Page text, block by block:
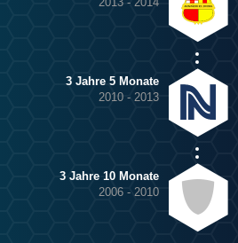
3 Jahre 5 Monate
2010 - 2013
3 Jahre 10 Monate
2006 - 2010